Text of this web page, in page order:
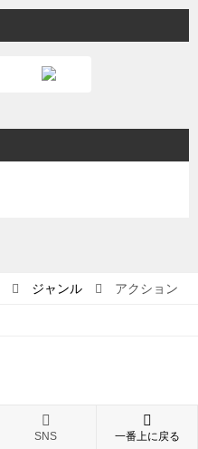
ジャンル アクション
SNS 一番上に戻る